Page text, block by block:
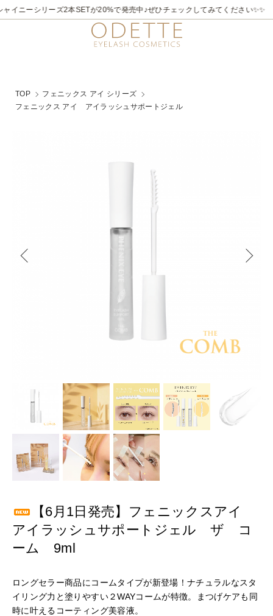
イニーシリーズ2本SETが20%で発売中♪ぜひチェックしてみてください✨✨
TOP
フェニックス アイ シリーズ
フェニックス アイ アイラッシュサポートジェル
【6月1日発売】フェニックスアイ
アイラッシュサポートジェル ザ コ
ーム 9ml
ロングセラー商品にコームタイプが新登場！ナチュラルなスタ
イリング力と塗りやすい２WAYコームが特徴。まつげケアも同
時に叶えるコーティング美容液。